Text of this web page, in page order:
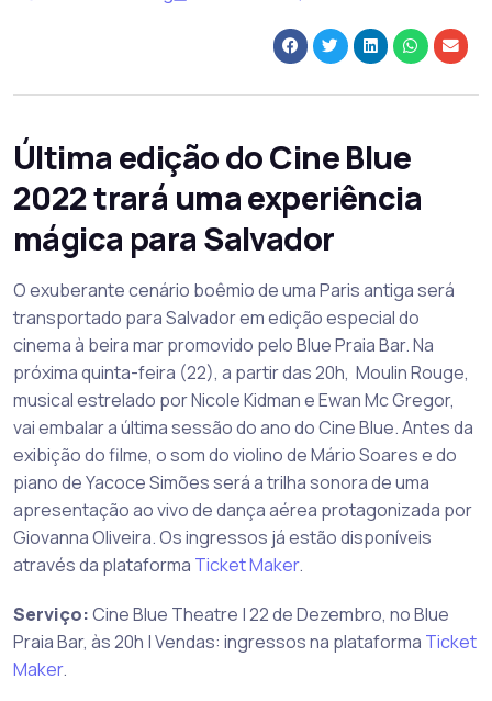
Última edição do Cine Blue
2022 trará uma experiência
mágica para Salvador
O exuberante cenário boêmio de uma Paris antiga será
transportado para Salvador em edição especial do
cinema à beira mar promovido pelo Blue Praia Bar. Na
próxima quinta-feira (22), a partir das 20h, Moulin Rouge,
musical estrelado por Nicole Kidman e Ewan Mc Gregor,
vai embalar a última sessão do ano do Cine Blue. Antes da
exibição do filme, o som do violino de Mário Soares e do
piano de Yacoce Simões será a trilha sonora de uma
apresentação ao vivo de dança aérea protagonizada por
Giovanna Oliveira. Os ingressos já estão disponíveis
através da plataforma Ticket Maker.
Serviço:Cine Blue Theatre | 22 de Dezembro, no Blue
Praia Bar, às 20h | Vendas: ingressos na plataforma Ticket
Maker.